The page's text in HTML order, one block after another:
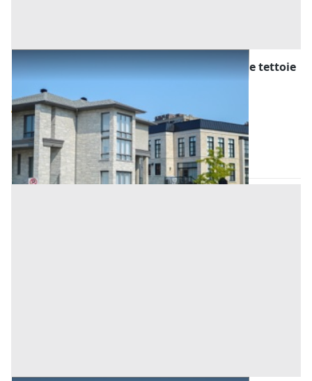
Asta Villa monofamiliare con autorimesse e tettoie
su tre livelli
Abano Terme (Padova)
Offerta minima
401.250 € 535.000 €
Codice asta:
12295c41
Asta chiusa